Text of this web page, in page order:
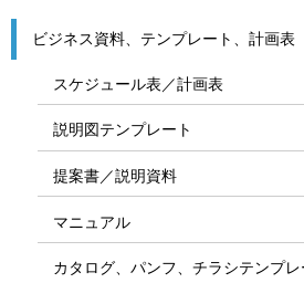
ビジネス資料、テンプレート、計画表
スケジュール表／計画表
説明図テンプレート
提案書／説明資料
マニュアル
カタログ、パンフ、チラシテンプレ